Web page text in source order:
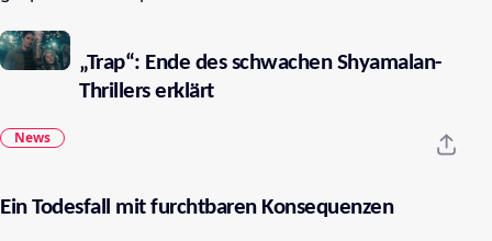
„Trap“: Ende des schwachen Shyamalan-
Thrillers erklärt
News
Ein Todesfall mit furchtbaren Konsequenzen